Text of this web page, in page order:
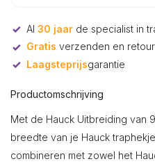
Al 30 jaar de specialist in
Gratis verzenden en
Laagsteprijsgarantie
Productomschrijving
Met de Hauck Uitbreiding van
breedte van je Hauck
combineren met zowel het